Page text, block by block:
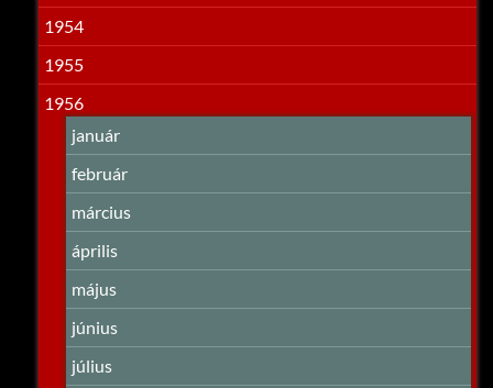
1954
1955
1956
január
február
március
április
május
június
július